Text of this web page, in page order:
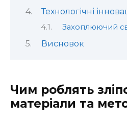
Технологічні
Захоплюючий
Висновок
Чим роблять
матеріали та